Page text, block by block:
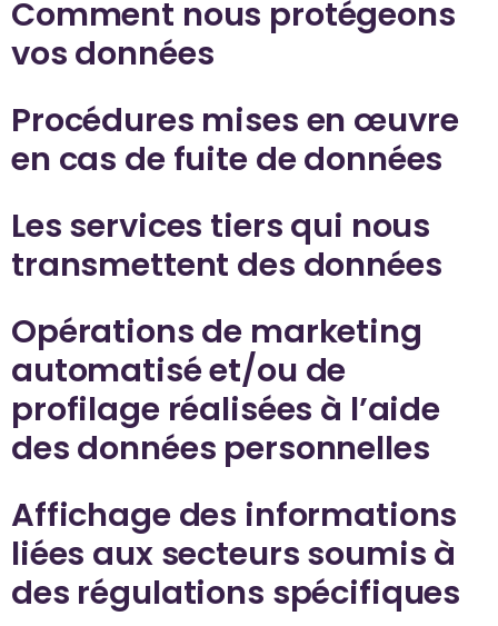
Comment nous protégeons
vos données
Procédures mises en œuvre
en cas de fuite de données
Les services tiers qui nous
transmettent des données
Opérations de marketing
automatisé et/ou de
profilage réalisées à l’aide
des données personnelles
Affichage des informations
liées aux secteurs soumis à
des régulations spécifiques